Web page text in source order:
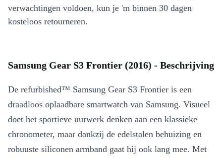
verwachtingen voldoen, kun je 'm binnen 30 dagen
kosteloos retourneren.
Samsung Gear S3 Frontier (2016) - Beschrijving
De refurbished™ Samsung Gear S3 Frontier is een
draadloos oplaadbare smartwatch van Samsung. Visueel
doet het sportieve uurwerk denken aan een klassieke
chronometer, maar dankzij de edelstalen behuizing en
robuuste siliconen armband gaat hij ook lang mee. Met